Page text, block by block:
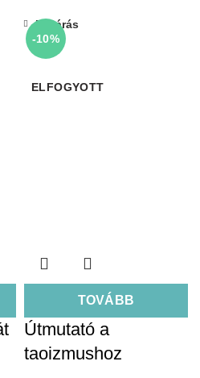
-10%
ELFOGYOTT
TOVÁBB
Bezárás
Útmutató a
taoizmushoz